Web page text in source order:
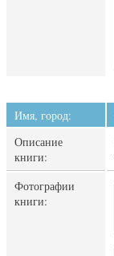
Имя, город:
Описание
книги:
Фотографии
книги: